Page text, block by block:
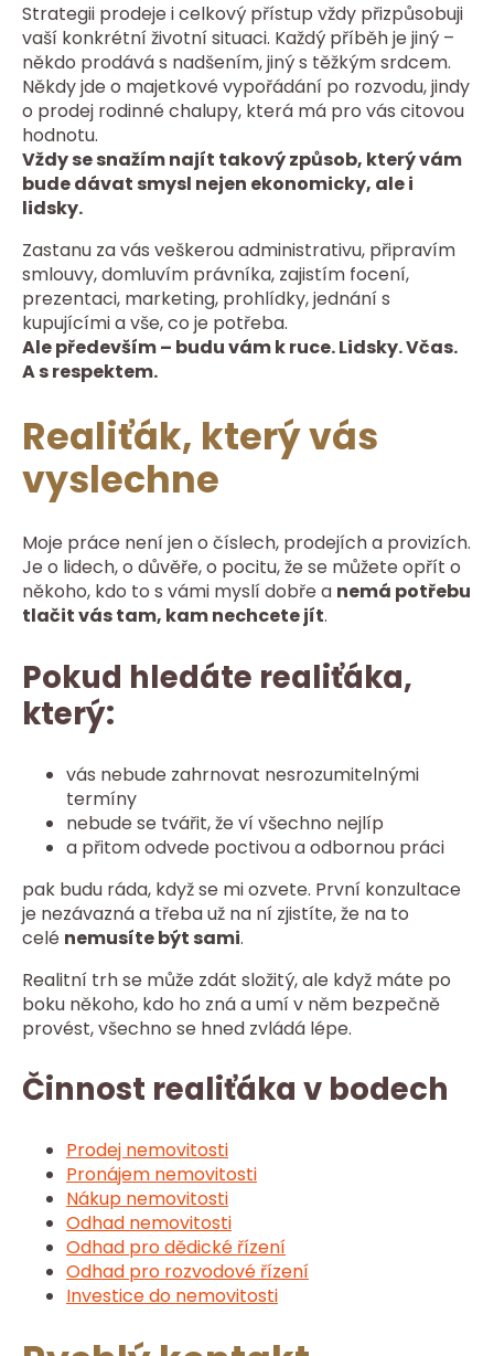
Strategii prodeje i celkový přístup vždy přizpůsobuji
vaší konkrétní životní situaci. Každý příběh je jiný –
někdo prodává s nadšením, jiný s těžkým srdcem.
Někdy jde o majetkové vypořádání po rozvodu, jindy
o prodej rodinné chalupy, která má pro vás citovou
hodnotu.
Vždy se snažím najít takový způsob, který vám
bude dávat smysl nejen ekonomicky, ale i
lidsky.
Zastanu za vás veškerou administrativu, připravím
smlouvy, domluvím právníka, zajistím focení,
prezentaci, marketing, prohlídky, jednání s
kupujícími a vše, co je potřeba.
Ale především – budu vám k ruce. Lidsky. Včas.
A s respektem.
Realiťák, který vás
vyslechne
Moje práce není jen o číslech, prodejích a provizích.
Je o lidech, o důvěře, o pocitu, že se můžete opřít o
někoho, kdo to s vámi myslí dobře a nemá potřebu
tlačit vás tam, kam nechcete jít.
Pokud hledáte realiťáka,
který:
vás nebude zahrnovat nesrozumitelnými
termíny
nebude se tvářit, že ví všechno nejlíp
a přitom odvede poctivou a odbornou práci
pak budu ráda, když se mi ozvete. První konzultace
je nezávazná a třeba už na ní zjistíte, že na to
celé nemusíte být sami.
Realitní trh se může zdát složitý, ale když máte po
boku někoho, kdo ho zná a umí v něm bezpečně
provést, všechno se hned zvládá lépe.
Činnost realiťáka v bodech
Prodej nemovitosti
Pronájem nemovitosti
Nákup nemovitosti
Odhad nemovitosti
Odhad pro dědické řízení
Odhad pro rozvodové řízení
Investice do nemovitosti